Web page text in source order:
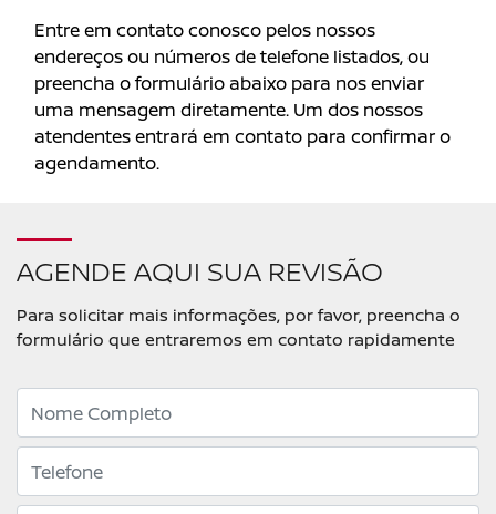
Entre em contato conosco pelos nossos
endereços ou números de telefone listados, ou
preencha o formulário abaixo para nos enviar
uma mensagem diretamente. Um dos nossos
atendentes entrará em contato para confirmar o
agendamento.
AGENDE AQUI SUA REVISÃO
Para solicitar mais informações, por favor, preencha o
formulário que entraremos em contato rapidamente